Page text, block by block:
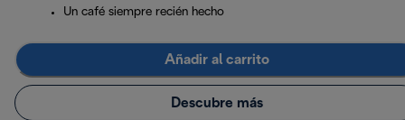
Un café siempre recién hecho
Añadir al carrito
Descubre más